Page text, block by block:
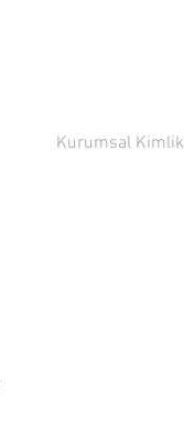
Kurumsal Kimlik